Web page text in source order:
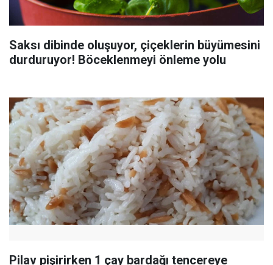
Saksı dibinde oluşuyor, çiçeklerin büyümesini
durduruyor! Böceklenmeyi önleme yolu
Pilav pişirirken 1 çay bardağı tencereye